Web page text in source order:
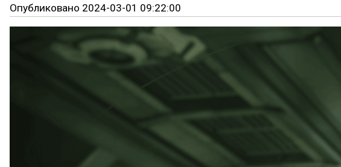
Опубликовано 2024-03-01 09:22:00